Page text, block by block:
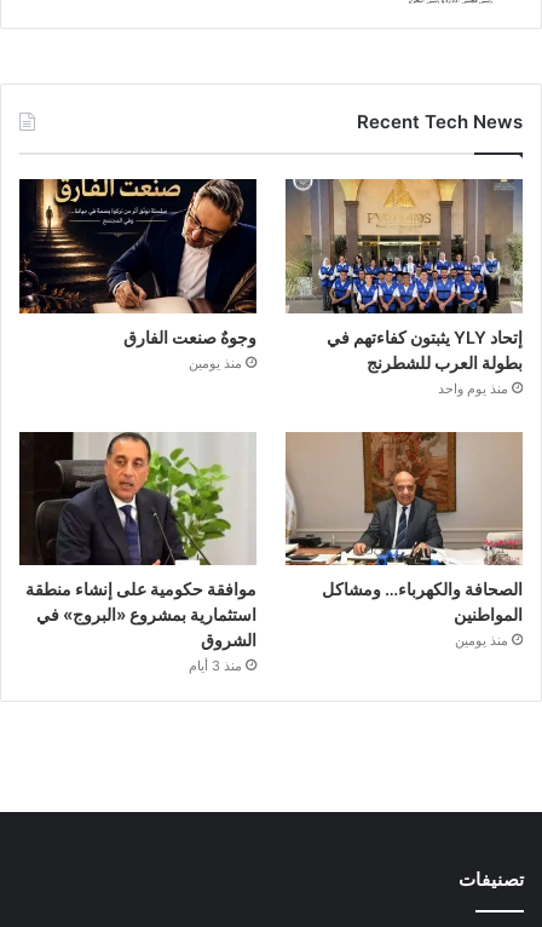
Recent Tech News
إتحاد YLY يثبتون كفاءتهم في
بطولة العرب للشطرنج
منذ يوم واحد
وجوهٌ صنعت الفارق
منذ يومين
الصحافة والكهرباء… ومشاكل
المواطنين
منذ يومين
موافقة حكومية على إنشاء منطقة
استثمارية بمشروع «البروج» في
الشروق
منذ 3 أيام
تصنيفات